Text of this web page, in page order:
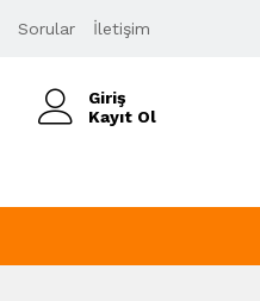
Sorular İletişim
Giriş
Kayıt Ol
1.354,80